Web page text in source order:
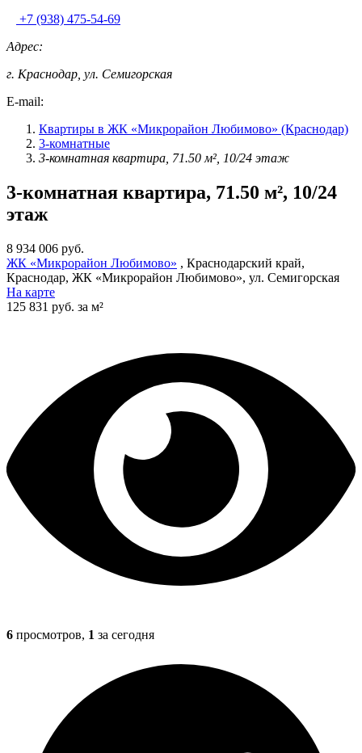
+7 (938) 475-54-69
Адрес:
г. Краснодар, ул. Семигорская
E-mail:
Квартиры в ЖК «Микрорайон Любимово» (Краснодар)
3-комнатные
3-комнатная квартира, 71.50 м², 10/24 этаж
3-комнатная квартира, 71.50 м², 10/24
этаж
8 934 006 руб.
ЖК «Микрорайон Любимово» , Краснодарский край,
Краснодар, ЖК «Микрорайон Любимово», ул. Семигорская
На карте
125 831 руб. за м²
6 просмотров, 1 за сегодня